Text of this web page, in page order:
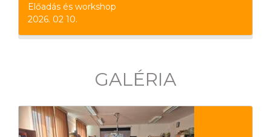
Előadás és workshop
2026. 02 10.
GALÉRIA